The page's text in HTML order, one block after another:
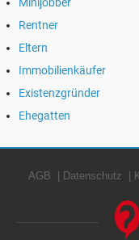
Rentner
Eltern
Immobilienkäufer
Existenzgründer
Ehegatten
AGB Datenschutz